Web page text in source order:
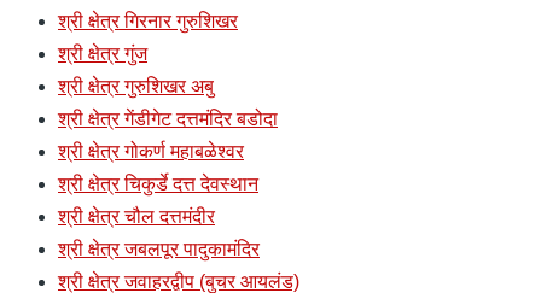
श्री क्षेत्र गिरनार गुरुशिखर
श्री क्षेत्र गुंज
श्री क्षेत्र गुरुशिखर अबु
श्री क्षेत्र गेंडीगेट दत्तमंदिर बडोदा
श्री क्षेत्र गोकर्ण महाबळेश्वर
श्री क्षेत्र चिकुर्डे दत्त देवस्थान
श्री क्षेत्र चौल दत्तमंदीर
श्री क्षेत्र जबलपूर पादुकामंदिर
श्री क्षेत्र जवाहरद्वीप (बुचर आयलंड)